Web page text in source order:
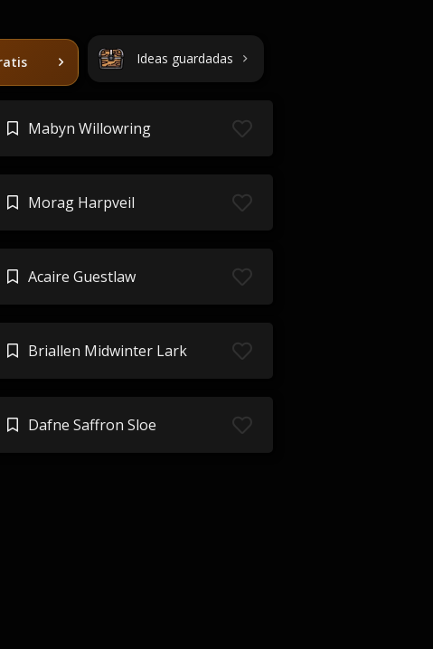
Ideas guardadas
Mabyn Willowring
Morag Harpveil
Acaire Guestlaw
Briallen Midwinter Lark
Dafne Saffron Sloe